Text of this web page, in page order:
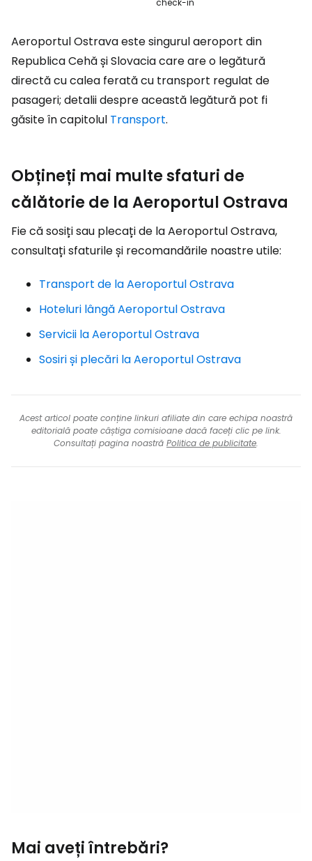
Aeroportul Ostrava este singurul aeroport din
Republica Cehă și Slovacia care are o legătură
directă cu calea ferată cu transport regulat de
pasageri; detalii despre această legătură pot fi
găsite în capitolul Transport.
Obțineți mai multe sfaturi de
călătorie de la Aeroportul Ostrava
Fie că sosiți sau plecați de la Aeroportul Ostrava,
consultați sfaturile și recomandările noastre utile:
Transport de la Aeroportul Ostrava
Hoteluri lângă Aeroportul Ostrava
Servicii la Aeroportul Ostrava
Sosiri și plecări la Aeroportul Ostrava
Acest articol poate conține linkuri afiliate din care echipa noastră
editorială poate câștiga comisioane dacă faceți clic pe link.
Consultați pagina noastră Politica de publicitate.
Mai aveți întrebări?